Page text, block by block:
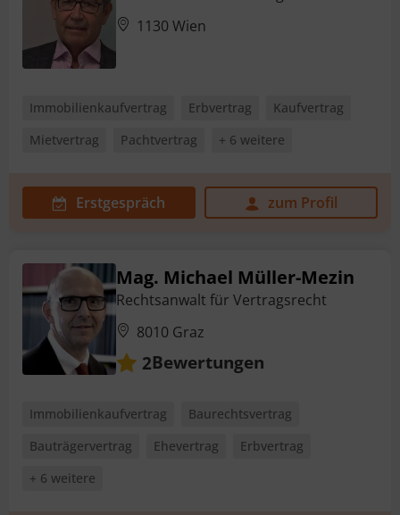
1130 Wien
Immobilienkaufvertrag Erbvertrag
Kaufvertrag
Mietvertrag
Pachtvertrag + 6 weitere
Erstgespräch zum Profil
Mag. Michael Müller-Mezin
Rechtsanwalt für Vertragsrecht
8010 Graz
2Bewertungen
Immobilienkaufvertrag
Baurechtsvertrag
Bauträgervertrag
Ehevertrag
Erbvertrag
+ 6 weitere